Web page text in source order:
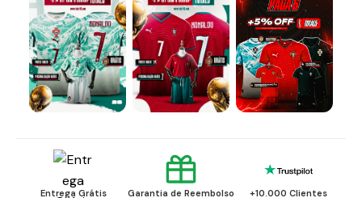
Entrega Grátis Garantia de Reembolso +10.000 Clientes